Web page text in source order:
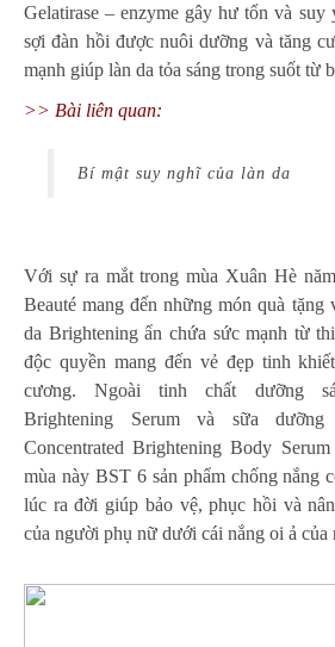
Gelatirase – enzyme gây hư tổn và suy
sợi đàn hồi được nuôi dưỡng và tăng
mạnh giúp làn da tỏa sáng trong suốt từ
>> Bài liên quan:
Bí mật suy nghĩ của làn da
Với sự ra mắt trong mùa Xuân Hè
Beauté mang đến những món quà tặng
da Brightening ẩn chứa sức mạnh từ
độc quyền mang đến vẻ đẹp tinh
cương. Ngoài tinh chất dưỡng
Brightening Serum và sữa
Concentrated Brightening Body
mùa này BST 6 sản phẩm chống nắng
lúc ra đời giúp bảo vệ, phục hồi và
của người phụ nữ dưới cái nắng oi ả